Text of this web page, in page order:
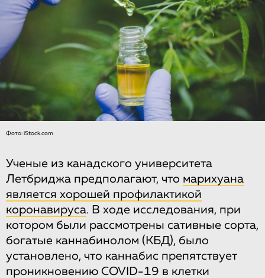
Фото: iStock.com
Ученые из канадского университета
Летбриджа предполагают, что марихуана
является хорошей профилактикой
коронавируса. В ходе исследования, при
котором были рассмотрены сативные сорта,
богатые каннабинолом (КБД), было
установлено, что каннабис препятствует
проникновению COVID-19 в клетки